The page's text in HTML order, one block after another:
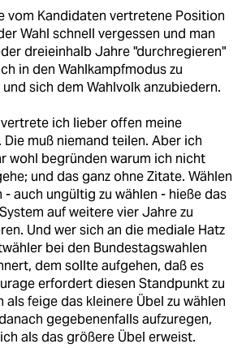
vom Kandidaten vertretene Position
Wahl schnell vergessen und man
dreieinhalb Jahre "durchregieren"
in den Wahlkampfmodus zu
sich dem Wahlvolk anzubiedern.
ich lieber offen meine
Die muß niemand teilen. Aber ich
wohl begründen warum ich nicht
und das ganz ohne Zitate. Wählen
- auch ungültig zu wählen - hieße das
auf weitere vier Jahre zu
Und wer sich an die mediale Hatz
bei den Bundestagswahlen
dem sollte aufgehen, daß es
erfordert diesen Standpunkt zu
als feige das kleinere Übel zu wählen
gegebenenfalls aufzuregen,
als das größere Übel erweist.